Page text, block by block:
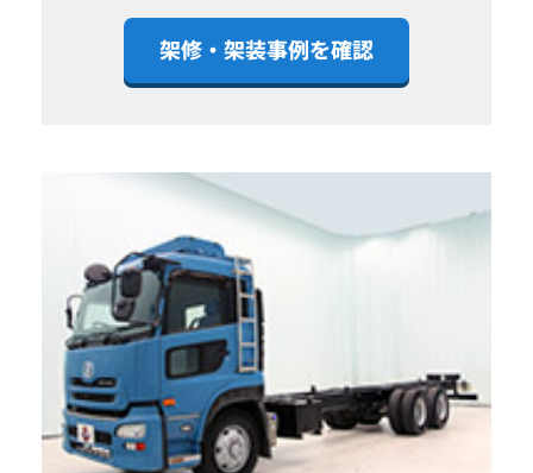
架修・架装事例を確認